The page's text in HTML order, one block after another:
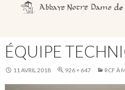
AU
CONTENU
ÉQUIPE
11 AVRIL 2018 926 × 647 RCF À